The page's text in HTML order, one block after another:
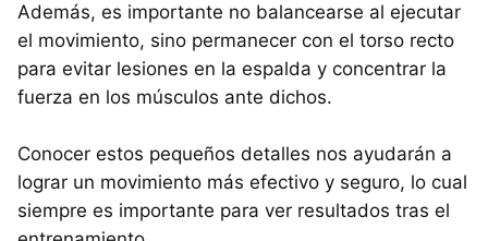
Además, es importante no balancearse al ejecutar
el movimiento, sino permanecer con el torso recto
para evitar lesiones en la espalda y concentrar la
fuerza en los músculos ante dichos.
Conocer estos pequeños detalles nos ayudarán a
lograr un movimiento más efectivo y seguro, lo cual
siempre es importante para ver resultados tras el